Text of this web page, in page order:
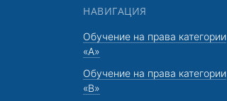
НАВИГАЦИЯ
Обучение на права категории
«A»
Обучение на права категории
«В»